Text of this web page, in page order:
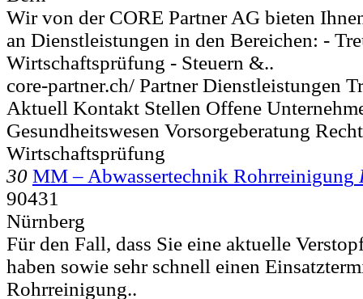
Wir von der CORE Partner AG bieten
an Dienstleistungen in den Bereichen: -
Wirtschaftsprüfung - Steuern &..
core-partner.ch/ Partner Dienstleistungen
Aktuell Kontakt Stellen Offene
Gesundheitswesen Vorsorgeberatung
Wirtschaftsprüfung
30 MM – Abwassertechnik Rohrreinigung
90431
Nürnberg
Für den Fall, dass Sie eine aktuelle
haben sowie sehr schnell einen
Rohrreinigung..